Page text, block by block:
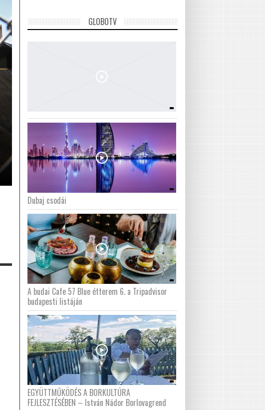
GLOBOTV
Dubaj csodái
A budai Cafe 57 Blue étterem 6. a Tripadvisor
budapesti listáján
EGYÜTTMŰKÖDÉS A BORKULTÚRA
FEJLESZTÉSÉBEN – István Nádor Borlovagrend